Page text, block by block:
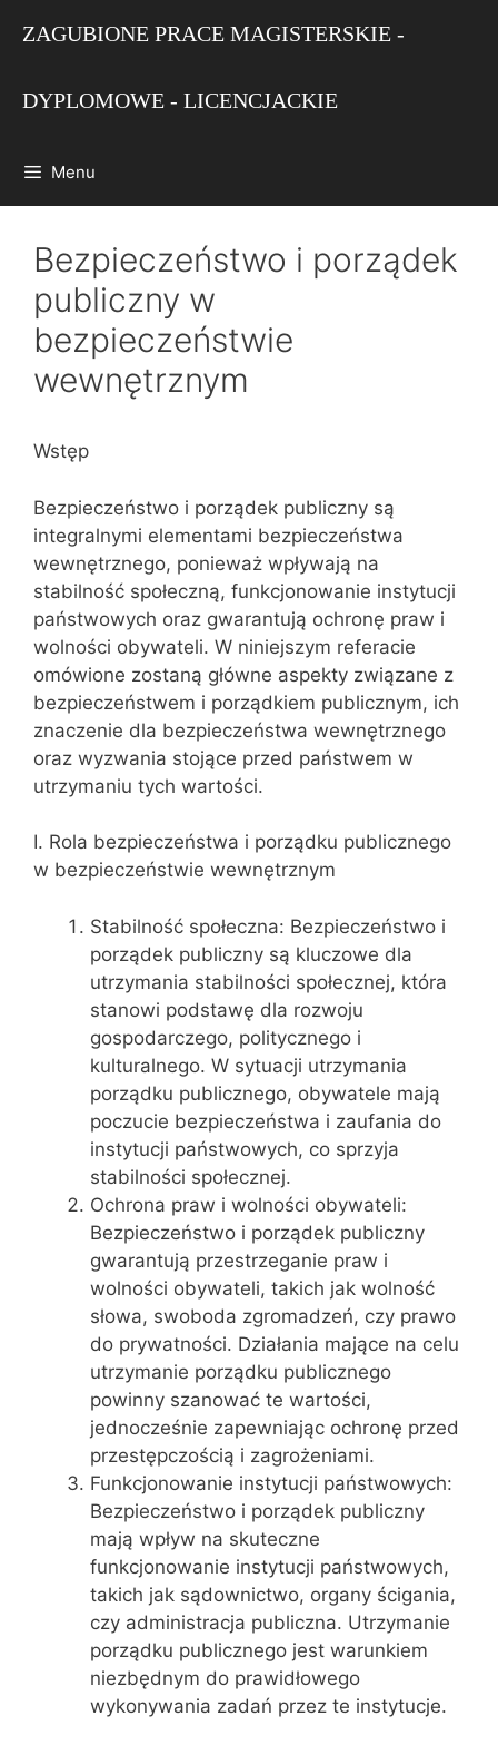
ZAGUBIONE PRACE MAGISTERSKIE -
DYPLOMOWE - LICENCJACKIE
Menu
Bezpieczeństwo i porządek
publiczny w
bezpieczeństwie
wewnętrznym
Wstęp
Bezpieczeństwo i porządek publiczny są
integralnymi elementami bezpieczeństwa
wewnętrznego, ponieważ wpływają na
stabilność społeczną, funkcjonowanie instytucji
państwowych oraz gwarantują ochronę praw i
wolności obywateli. W niniejszym referacie
omówione zostaną główne aspekty związane z
bezpieczeństwem i porządkiem publicznym, ich
znaczenie dla bezpieczeństwa wewnętrznego
oraz wyzwania stojące przed państwem w
utrzymaniu tych wartości.
I. Rola bezpieczeństwa i porządku publicznego
w bezpieczeństwie wewnętrznym
Stabilność społeczna: Bezpieczeństwo i
porządek publiczny są kluczowe dla
utrzymania stabilności społecznej, która
stanowi podstawę dla rozwoju
gospodarczego, politycznego i
kulturalnego. W sytuacji utrzymania
porządku publicznego, obywatele mają
poczucie bezpieczeństwa i zaufania do
instytucji państwowych, co sprzyja
stabilności społecznej.
Ochrona praw i wolności obywateli:
Bezpieczeństwo i porządek publiczny
gwarantują przestrzeganie praw i
wolności obywateli, takich jak wolność
słowa, swoboda zgromadzeń, czy prawo
do prywatności. Działania mające na celu
utrzymanie porządku publicznego
powinny szanować te wartości,
jednocześnie zapewniając ochronę przed
przestępczością i zagrożeniami.
Funkcjonowanie instytucji państwowych:
Bezpieczeństwo i porządek publiczny
mają wpływ na skuteczne
funkcjonowanie instytucji państwowych,
takich jak sądownictwo, organy ścigania,
czy administracja publiczna. Utrzymanie
porządku publicznego jest warunkiem
niezbędnym do prawidłowego
wykonywania zadań przez te instytucje.